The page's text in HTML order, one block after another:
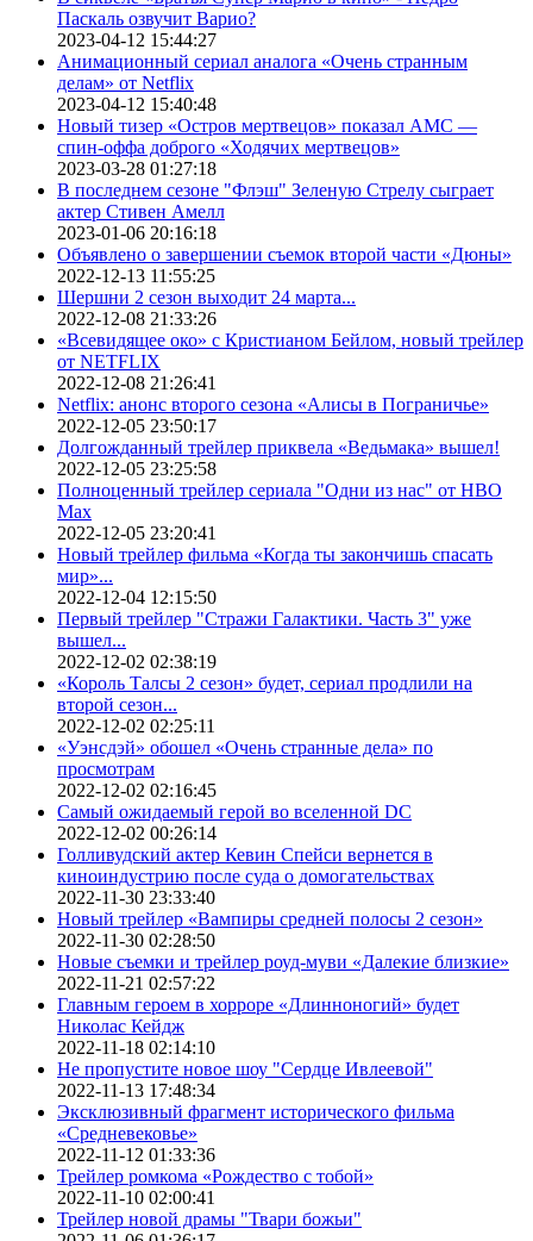
Паскаль озвучит Варио?
2023-04-12 15:44:27
Анимационный сериал аналога «Очень странным
делам» от Netflix
2023-04-12 15:40:48
Новый тизер «Остров мертвецов» показал АМС —
спин-оффа доброго «Ходячих мертвецов»
2023-03-28 01:27:18
В последнем сезоне "Флэш" Зеленую Стрелу сыграет
актер Стивен Амелл
2023-01-06 20:16:18
Объявлено о завершении съемок второй части «Дюны»
2022-12-13 11:55:25
Шершни 2 сезон выходит 24 марта...
2022-12-08 21:33:26
«Всевидящее око» с Кристианом Бейлом, новый трейлер
от NETFLIX
2022-12-08 21:26:41
Netflix: анонс второго сезона «Алисы в Пограничье»
2022-12-05 23:50:17
Долгожданный трейлер приквела «Ведьмака» вышел!
2022-12-05 23:25:58
Полноценный трейлер сериала "Одни из нас" от HBO
Max
2022-12-05 23:20:41
Новый трейлер фильма «Когда ты закончишь спасать
мир»...
2022-12-04 12:15:50
Первый трейлер "Стражи Галактики. Часть 3" уже
вышел...
2022-12-02 02:38:19
«Король Талсы 2 сезон» будет, сериал продлили на
второй сезон...
2022-12-02 02:25:11
«Уэнсдэй» обошел «Очень странные дела» по
просмотрам
2022-12-02 02:16:45
Самый ожидаемый герой во вселенной DC
2022-12-02 00:26:14
Голливудский актер Кевин Спейси вернется в
киноиндустрию после суда о домогательствах
2022-11-30 23:33:40
Новый трейлер «Вампиры средней полосы 2 сезон»
2022-11-30 02:28:50
Новые съемки и трейлер роуд-муви «Далекие близкие»
2022-11-21 02:57:22
Главным героем в хорроре «Длинноногий» будет
Николас Кейдж
2022-11-18 02:14:10
Не пропустите новое шоу "Сердце Ивлеевой"
2022-11-13 17:48:34
Эксклюзивный фрагмент исторического фильма
«Средневековье»
2022-11-12 01:33:36
Трейлер ромкома «Рождество с тобой»
2022-11-10 02:00:41
Трейлер новой драмы "Твари божьи"